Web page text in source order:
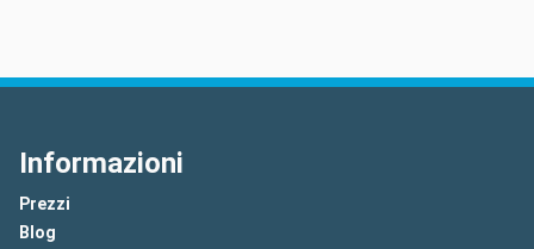
Informazioni
Prezzi
Blog